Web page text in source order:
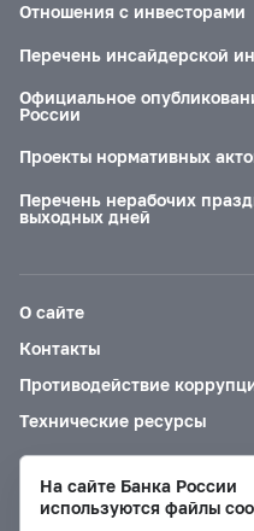
Отношения с инвесторами
Перечень инсайдерской
Официальное
России
Проекты нормативных
Перечень нерабочих
выходных дней
О сайте
Контакты
Противодействие
Технические ресурсы
Версия для
На сайте Банка России
используются файлы